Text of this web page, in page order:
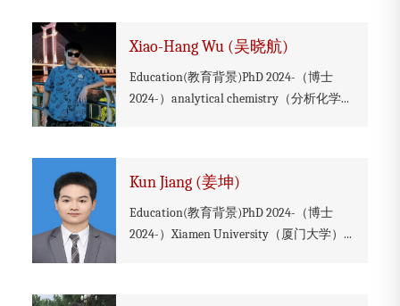
Xiao-Hang Wu (吴晓航)
Education(教育背景)PhD 2024-（博士
2024-）analytical chemistry（分析化学...
Kun Jiang (姜坤)
Education(教育背景)PhD 2024-（博士
2024-）Xiamen University（厦门大学）...